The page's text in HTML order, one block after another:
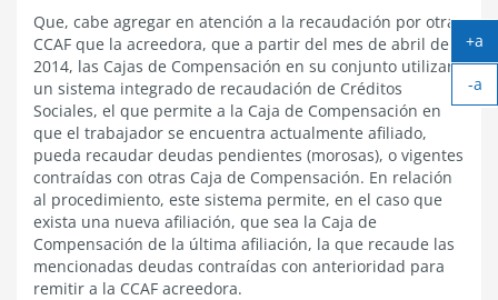
Que, cabe agregar en atención a la recaudación por otra
CCAF que la acreedora, que a partir del mes de abril de
2014, las Cajas de Compensación en su conjunto utilizan
un sistema integrado de recaudación de Créditos
Sociales, el que permite a la Caja de Compensación en
que el trabajador se encuentra actualmente afiliado,
pueda recaudar deudas pendientes (morosas), o vigentes
contraídas con otras Caja de Compensación. En relación
al procedimiento, este sistema permite, en el caso que
exista una nueva afiliación, que sea la Caja de
Compensación de la última afiliación, la que recaude las
mencionadas deudas contraídas con anterioridad para
remitir a la CCAF acreedora.
+a
-a